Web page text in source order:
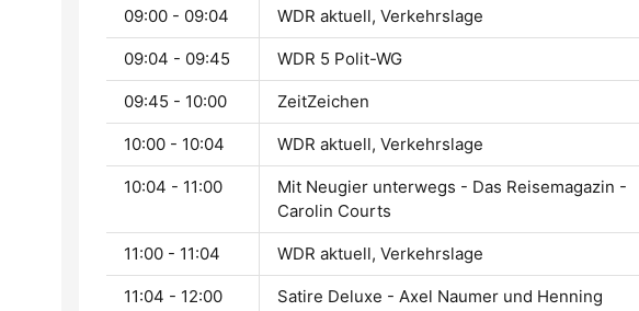
09:00 - 09:04 WDR aktuell, Verkehrslage
09:04 - 09:45 WDR 5 Polit-WG
09:45 - 10:00 ZeitZeichen
10:00 - 10:04 WDR aktuell, Verkehrslage
10:04 - 11:00
Mit Neugier unterwegs - Das Reisemagazin -
Carolin Courts
11:00 - 11:04 WDR aktuell, Verkehrslage
11:04 - 12:00
Satire Deluxe - Axel Naumer und Henning